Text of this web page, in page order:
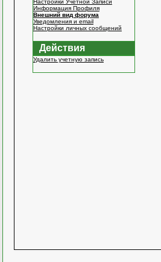
Настройки Учетной Записи
Информация Профиля
Внешний вид форума
Уведомления и email
Настройки личных сообщений
Действия
Удалить учетную запись